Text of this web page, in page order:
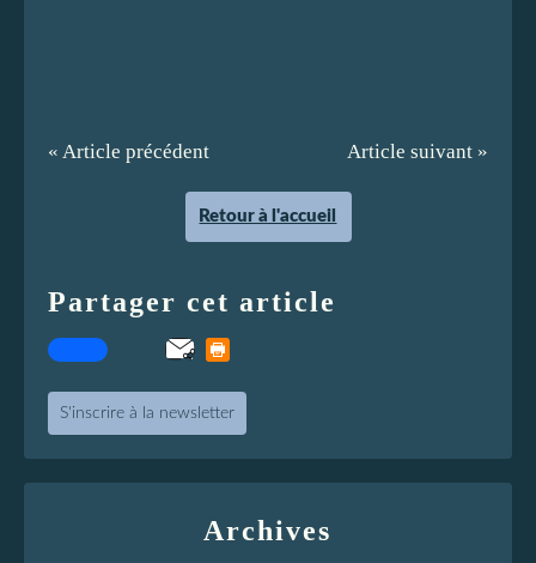
« Article précédent Article suivant »
Retour à l'accueil
Partager cet article
S'inscrire à la newsletter
Archives